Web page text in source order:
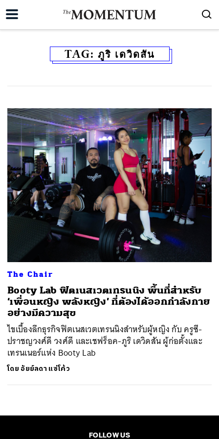
TAG: ภูริ เดวิดสัน
The Chair
Booty Lab ฟิตเนสเวตเทรนนิง พื้นที่สำหรับ
‘เพื่อนหญิง พลังหญิง’ ที่ต้องได้ออกกำลังกาย
อย่างมีความสุข
ไขเบื้องลึกธุรกิจฟิตเนสเวตเทรนนิงสำหรับผู้หญิง กับ ครูซี-
ปราชญวงศ์ดี วงศ์ดี และเชฟร็อค-ภูริ เดวิดสัน ผู้ก่อตั้งและ
เทรนเนอร์แห่ง Booty Lab
โดย อัยย์ลดา แซ่โค้ว
FOLLOW US
TWEET LINE EMAIL